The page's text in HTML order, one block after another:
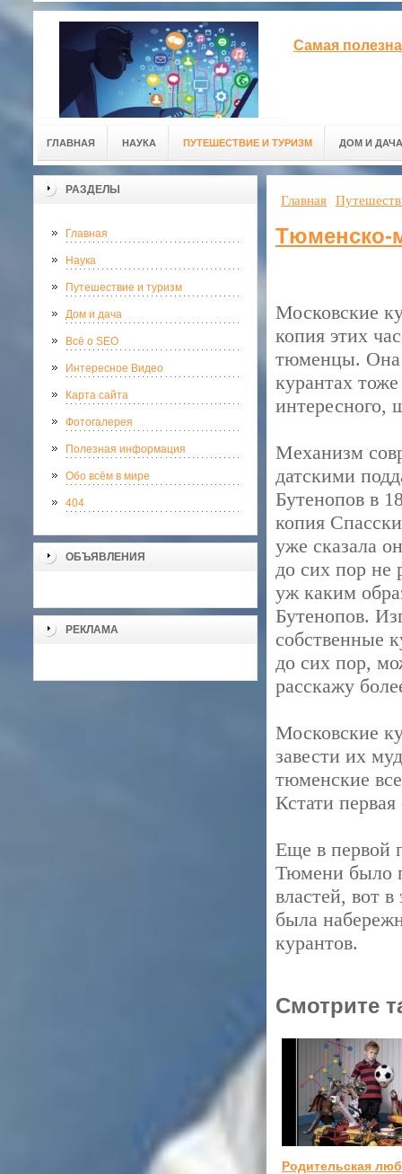
Самая
ГЛАВНАЯ НАУКА ПУТЕШЕСТВИЕ И ТУРИЗМ ДОМ И ДАЧА
РАЗДЕЛЫ
Главная
Наука
Путешествие и туризм
Дом и дача
Всё о SEO
Интересное Видео
Карта сайта
Фотогалерея
Полезная информация
Обо всём в мире
404
ОБЪЯВЛЕНИЯ
РЕКЛАМА
Главная
Тюменско-
Московские
копия этих
тюменцы. Она
курантах
интересного,
Механизм
датскими
Бутенопов в
копия
уже сказала
до сих пор не
уж каким
Бутенопов.
собственные
до сих пор,
расскажу
Московские
завести их
тюменские
Кстати
Еще в первой
Тюмени было
властей, вот
была
курантов.
Смотрите
Родительская